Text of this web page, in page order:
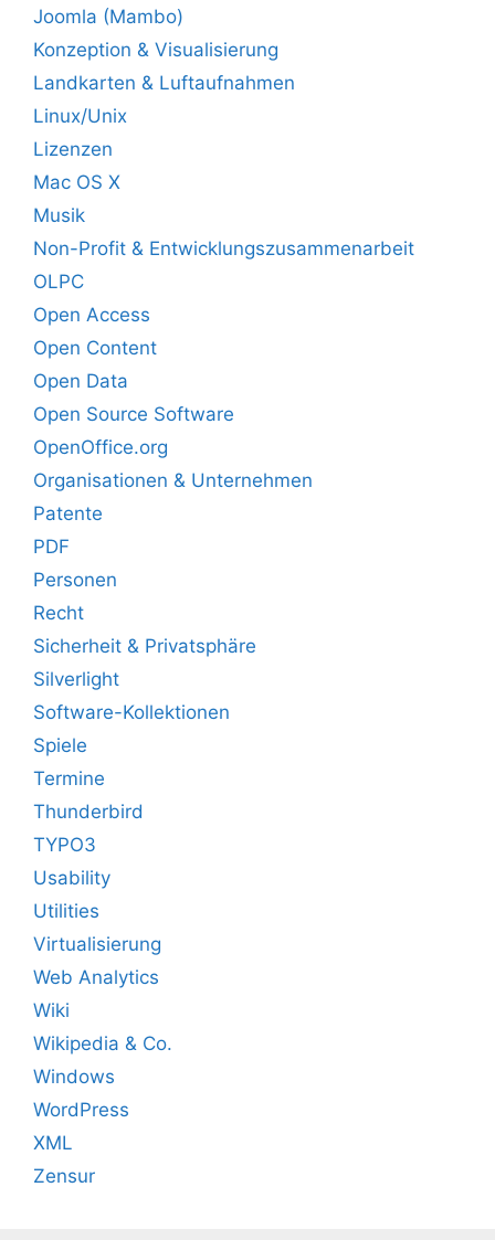
Joomla (Mambo)
Konzeption & Visualisierung
Landkarten & Luftaufnahmen
Linux/Unix
Lizenzen
Mac OS X
Musik
Non-Profit & Entwicklungszusammenarbeit
OLPC
Open Access
Open Content
Open Data
Open Source Software
OpenOffice.org
Organisationen & Unternehmen
Patente
PDF
Personen
Recht
Sicherheit & Privatsphäre
Silverlight
Software-Kollektionen
Spiele
Termine
Thunderbird
TYPO3
Usability
Utilities
Virtualisierung
Web Analytics
Wiki
Wikipedia & Co.
Windows
WordPress
XML
Zensur